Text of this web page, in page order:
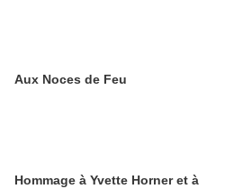
Aux Noces de Feu
Hommage à Yvette Horner et à